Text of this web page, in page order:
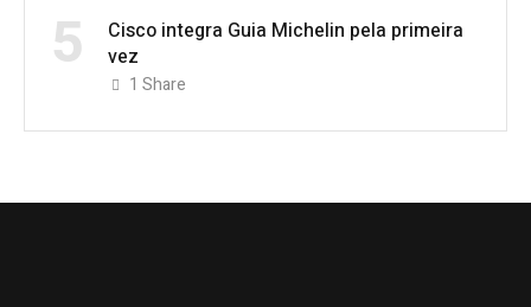
5
Cisco integra Guia Michelin pela primeira
vez
1 Share